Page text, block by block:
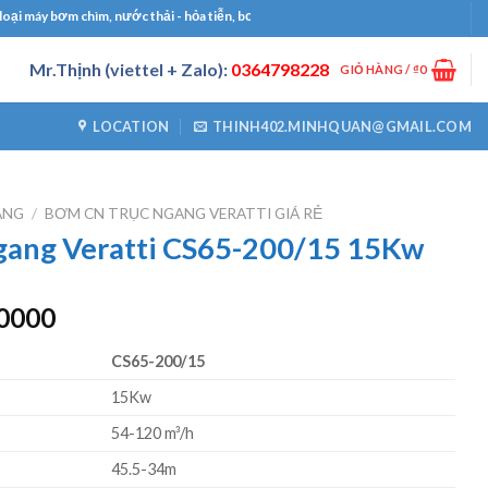
bơm chìm, nước thải - hỏa tiễn, bơm công nghiệp, bơm định lượng, máy thổi
Mr.Thịnh (viettel + Zalo): 0364798228 GIỎ HÀNG /₫0
LOCATION THINH402.MINHQUAN@GMAIL.COM
/ BƠM CN TRỤC NGANG VERATTI GIÁ RẺ
Veratti CS65-200/15 15Kw
Giá
₫18900000.
CS65-200/15
15Kw
54-120 m³/h
45.5-34m